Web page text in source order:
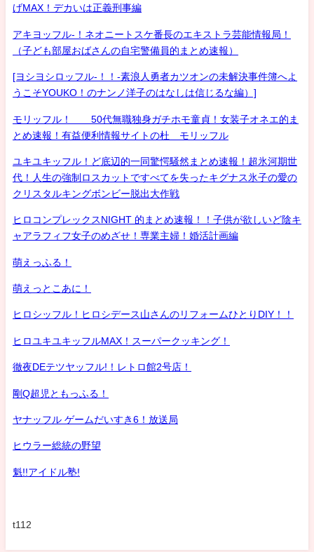
げMAX！デカいは正義刑事編
アキヨッフル-！ネオニートスケ番長のエキストラ芸能情報局！
（子ども部屋おばさんの自宅警備員的まとめ速報）
[ヨシヨシロッフル-！！-素浪人勇者カツオンの未解決事件簿へよ
うこそYOUKO！のナンノ洋子のはなしは信じるな編）]
モリッフル！ 50代無職独身ガチホモ童貞！女装子オネエ的ま
とめ速報！有益便利情報サイトの杜 モリッフル
ユキユキッフル！ど底辺的一同驚愕騒然まとめ速報！超氷河期世
代！人生の強制ロスカットですべてを失ったキグナス氷子の愛の
クリスタルキングボンビー脱出大作戦
ヒロコンプレックスNIGHT 的まとめ速報！！子供が欲しいど陰キ
ャアラフィフ女子のめざせ！専業主婦！婚活計画編
萌えっふる！
萌えっとこあに！
ヒロシッフル！ヒロシデース山さんのリフォームひとりDIY！！
ヒロユキユキッフルMAX！スーパークッキング！
徹夜DEテツヤッフル!！レトロ館2号店！
剛Q超児ともっふる！
ヤナッフル ゲームだいすき6！放送局
ヒウラー総統の野望
魁!!アイドル塾!
t112